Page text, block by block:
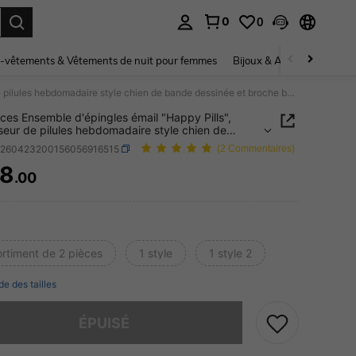
0 0
vêtements & Vêtements de nuit pour femmes Bijoux & Accessoires pour
1/2 pièces Ensemble d'épingles émail "Happy Pills", organiseur de pilules hebdomadaire style chien de bande dessinée et broche bouteille de pilules ours, épingles de revers en alliage de zinc style dopamine, accessoires vestimentaires mignons et colorés pour toutes les saisons, cadeau esthétique amusant pour les femmes
Ensemble d'épingles émail "Happy Pills",
de pilules hebdomadaire style chien de
et broche bouteille de pilules ours,
de revers en alliage de zinc style dopamine,
vestimentaires mignons et colorés pour
saisons, cadeau esthétique amusant pour les
(2 Commentaires)
AND AVAILABILITY
.00
de 2 pièces 1 style 1 style 2
des tailles